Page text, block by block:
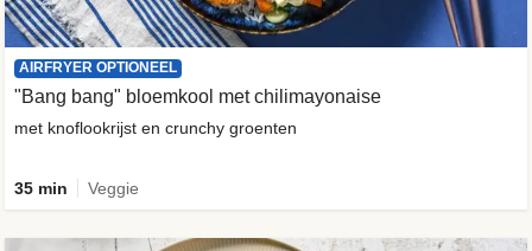
AIRFRYER OPTIONEEL
"Bang bang" bloemkool met chilimayonaise
met knoflookrijst en crunchy groenten
35 min Veggie